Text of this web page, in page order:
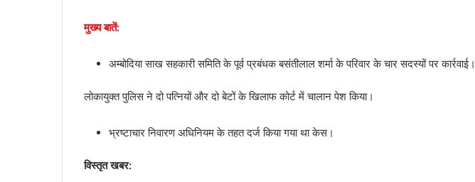
मुख्य बातें:
अम्बोदिया साख सहकारी समिति के पूर्व प्रबंधक बसंतीलाल शर्मा के परिवार के चार सदस्यों पर कार्रवाई।
लोकायुक्त पुलिस ने दो पत्नियों और दो बेटों के खिलाफ कोर्ट में चालान पेश किया।
भ्रष्टाचार निवारण अधिनियम के तहत दर्ज किया गया था केस।
विस्तृत खबर: